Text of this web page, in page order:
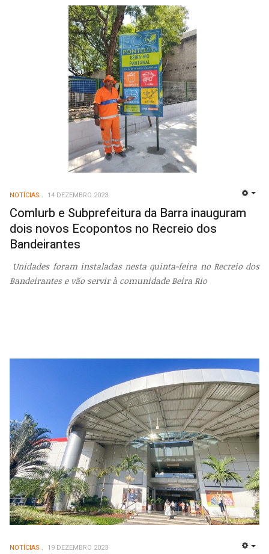
NOTÍCIAS 14 DEZEMBRO 2023
Comlurb e Subprefeitura da Barra inauguram
dois novos Ecopontos no Recreio dos
Bandeirantes
Unidades foram instaladas nesta quinta-feira no Recreio dos
Bandeirantes e vão servir à comunidade Beira Rio
NOTÍCIAS 19 DEZEMBRO 2023